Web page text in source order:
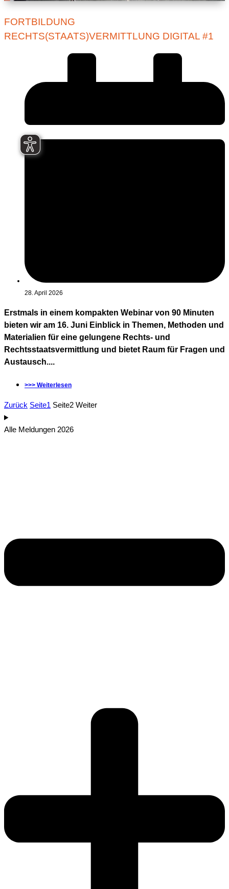
FORTBILDUNG
RECHTS(STAATS)VERMITTLUNG DIGITAL #1
28. April 2026
Erstmals in einem kompakten Webinar von 90 Minuten
bieten wir am 16. Juni Einblick in Themen, Methoden und
Materialien für eine gelungene Rechts- und
Rechtsstaatsvermittlung und bietet Raum für Fragen und
Austausch....
>>> Weiterlesen
Zurück Seite1 Seite2 Weiter
Alle Meldungen 2026